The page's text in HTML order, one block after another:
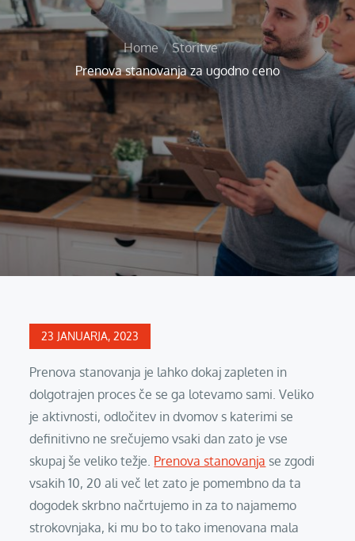
Home
Storitve
Prenova stanovanja za ugodno ceno
Posted
23 JANUARJA, 2023
Prenova stanovanja je lahko dokaj zapleten in
dolgotrajen proces če se ga lotevamo sami. Veliko
je aktivnosti, odločitev in dvomov s katerimi se
definitivno ne srečujemo vsaki dan zato je vse
skupaj še veliko težje. Prenova stanovanja se zgodi
vsakih 10, 20 ali več let zato je pomembno da ta
dogodek skrbno načrtujemo in za to najamemo
strokovnjaka, ki mu bo to tako imenovana mala